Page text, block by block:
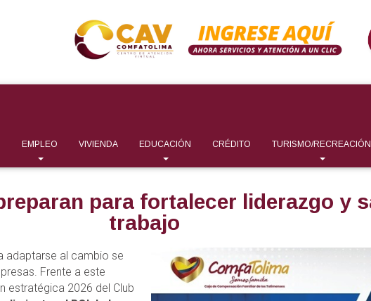
EMPLEO VIVIENDA EDUCACIÓN CRÉDITO TURISMO/RECREACIÓN
para fortalecer liderazgo y
trabajo
adaptarse al cambio se
Frente a este
estratégica 2026 del Club